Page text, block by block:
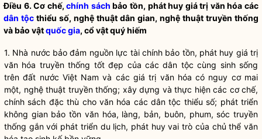
Điều 6. Cơ chế,chính sách bảo tồn, phát huy giá trị văn hóa các
dân tộc thiểu số, nghệ thuật dân gian, nghệ thuật truyền thống
và bảo vậtquốc gia, cổ vật quý hiếm
1. Nhà nước bảo đảm nguồn lực tài chính bảo tồn, phát huy giá trị
văn hóa truyền thống tốt đẹp của cácdân tộc cùng sinh sống
trên đất nước Việt Nam và các giá trị văn hóa có nguy cơ mai
một, nghệ thuật truyền thống; xây dựng và thực hiện các cơ chế,
chính sách đặc thù cho văn hóa cácdân tộc thiểu số; phát triển
không gian bảo tồn văn hóa, làng, bản, buôn, phum, sóc truyền
thống gắn với phát triển du lịch, phát huy vai trò của chủ thể văn